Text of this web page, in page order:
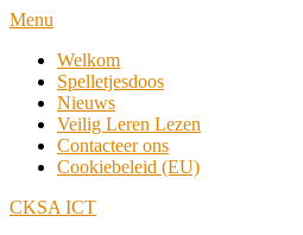
Skip
content
Navigation
Menu
Welkom
Spelletjesdoos
Nieuws
Veilig Leren Lezen
Contacteer ons
Cookiebeleid (EU)
CKSA ICT